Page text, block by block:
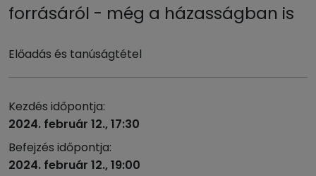
forrásáról - még a házasságban is
Előadás és tanúságtétel
Kezdés időpontja:
2024. február 12., 17:30
Befejzés időpontja:
2024. február 12., 19:00